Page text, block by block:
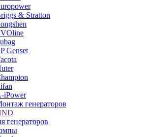
& Stratton
Genset
iPower
генераторов
генераторов